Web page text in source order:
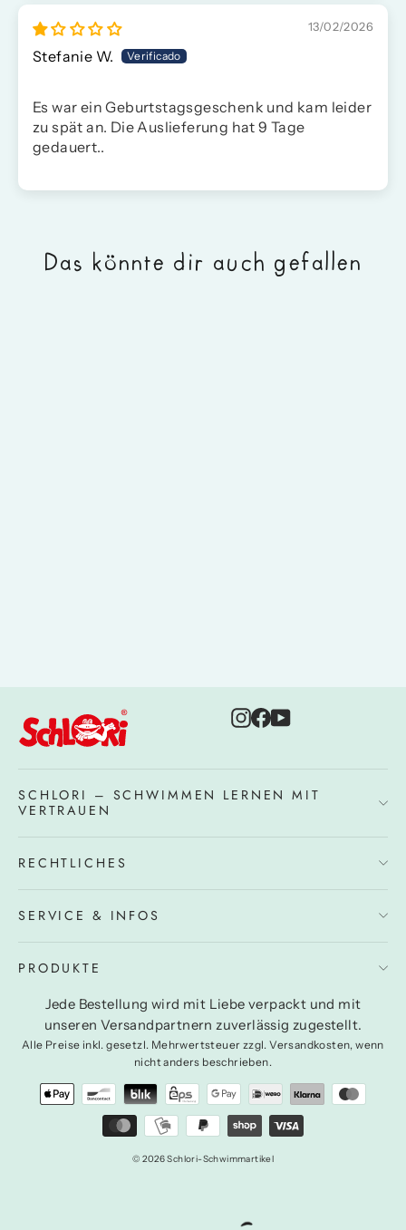
13/02/2026
Stefanie W.
Es war ein Geburtstagsgeschenk und kam leider
zu spät an. Die Auslieferung hat 9 Tage
gedauert..
Das könnte dir auch gefallen
Instagram
Facebook
YouTube
SCHLORI – SCHWIMMEN LERNEN MIT
VERTRAUEN
RECHTLICHES
SERVICE & INFOS
PRODUKTE
Jede Bestellung wird mit Liebe verpackt und mit
unseren Versandpartnern zuverlässig zugestellt.
Alle Preise inkl. gesetzl. Mehrwertsteuer zzgl. Versandkosten, wenn
nicht anders beschrieben.
© 2026 Schlori-Schwimmartikel